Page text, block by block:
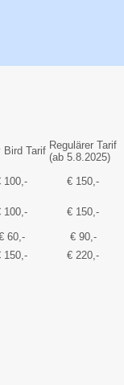
Bird Tarif Regulärer Tarif
(ab 5.8.2025)
100,- € 150,-
100,- € 150,-
60,-
€ 90,-
150,- € 220,-